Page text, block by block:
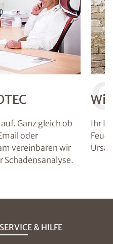
Ganz gleich ob
oder
vereinbaren wir
Wir
Ihr
SERVICE & HILFE